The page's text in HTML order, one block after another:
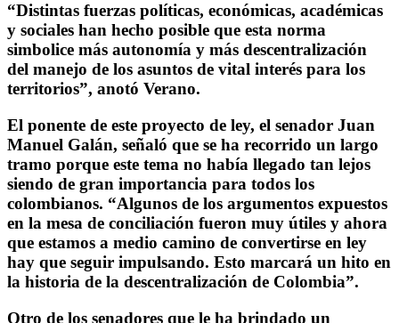
“Distintas fuerzas políticas, económicas, académicas
y sociales han hecho posible que esta norma
simbolice más autonomía y más descentralización
del manejo de los asuntos de vital interés para los
territorios”, anotó Verano.
El ponente de este proyecto de ley, el senador Juan
Manuel Galán, señaló que se ha recorrido un largo
tramo porque este tema no había llegado tan lejos
siendo de gran importancia para todos los
colombianos. “Algunos de los argumentos expuestos
en la mesa de conciliación fueron muy útiles y ahora
que estamos a medio camino de convertirse en ley
hay que seguir impulsando. Esto marcará un hito en
la historia de la descentralización de Colombia”.
Otro de los senadores que le ha brindado un